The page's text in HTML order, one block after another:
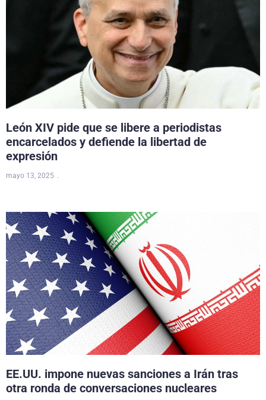
León XIV pide que se libere a periodistas
encarcelados y defiende la libertad de
expresión
mayo 13, 2025
EE.UU. impone nuevas sanciones a Irán tras
otra ronda de conversaciones nucleares